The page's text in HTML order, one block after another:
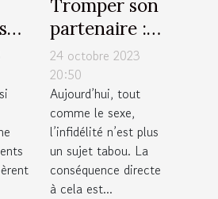
Tromper son
partenaire :
est-ce la
meilleure
solution ?
24 octobre 2023
20:50
Aujourd’hui, tout
comme le sexe,
l’infidélité n’est plus
un sujet tabou. La
conséquence directe
à cela est...